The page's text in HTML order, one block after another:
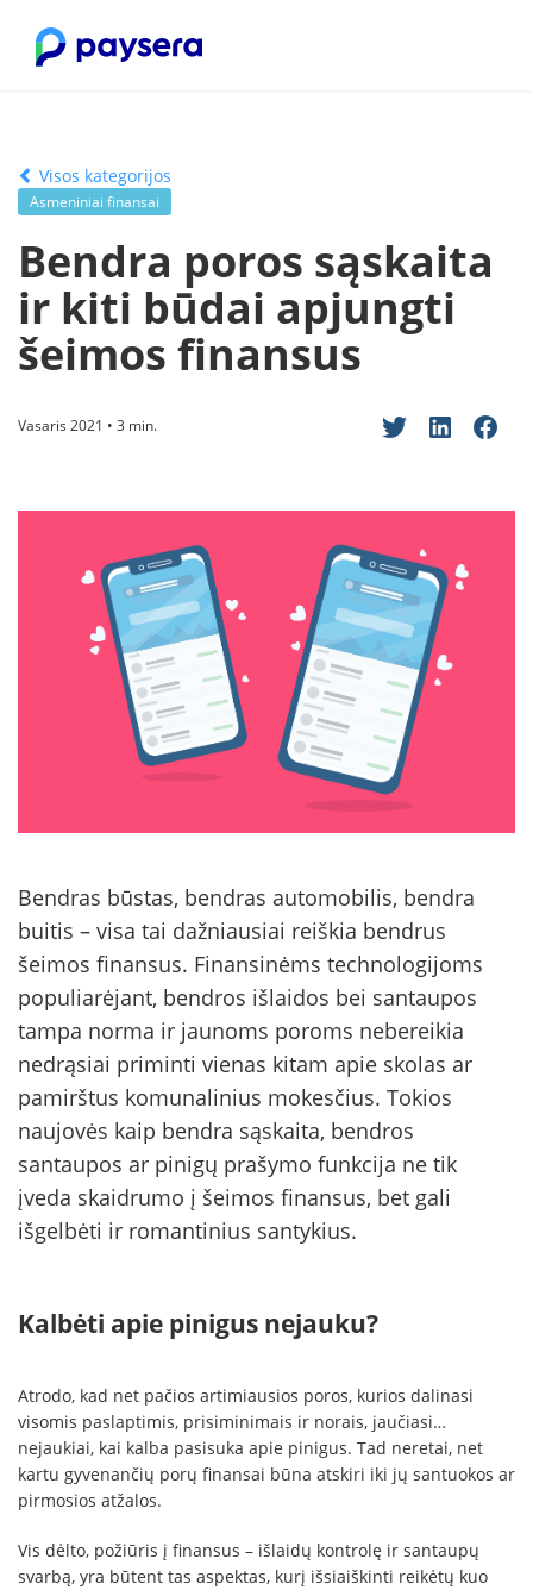
Visos kategorijos
Asmeniniai finansai
Bendra poros sąskaita
ir kiti būdai apjungti
šeimos finansus
Vasaris 2021 • 3 min.
Bendras būstas, bendras automobilis, bendra
buitis – visa tai dažniausiai reiškia bendrus
šeimos finansus. Finansinėms technologijoms
populiarėjant, bendros išlaidos bei santaupos
tampa norma ir jaunoms poroms nebereikia
nedrąsiai priminti vienas kitam apie skolas ar
pamirštus komunalinius mokesčius. Tokios
naujovės kaip bendra sąskaita, bendros
santaupos ar pinigų prašymo funkcija ne tik
įveda skaidrumo į šeimos finansus, bet gali
išgelbėti ir romantinius santykius.
Kalbėti apie pinigus nejauku?
Atrodo, kad net pačios artimiausios poros, kurios dalinasi
visomis paslaptimis, prisiminimais ir norais, jaučiasi…
nejaukiai, kai kalba pasisuka apie pinigus. Tad neretai, net
kartu gyvenančių porų finansai būna atskiri iki jų santuokos ar
pirmosios atžalos.
Vis dėlto, požiūris į finansus – išlaidų kontrolę ir santaupų
svarbą, yra būtent tas aspektas, kurį išsiaiškinti reikėtų kuo